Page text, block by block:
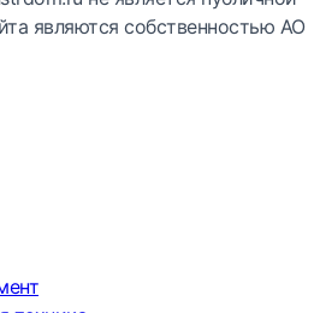
являются собственностью АО